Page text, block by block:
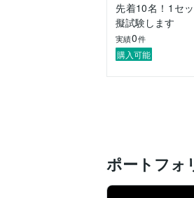
先着10名！1セ
擬試験します
実績0件
購入可能
ポートフォ